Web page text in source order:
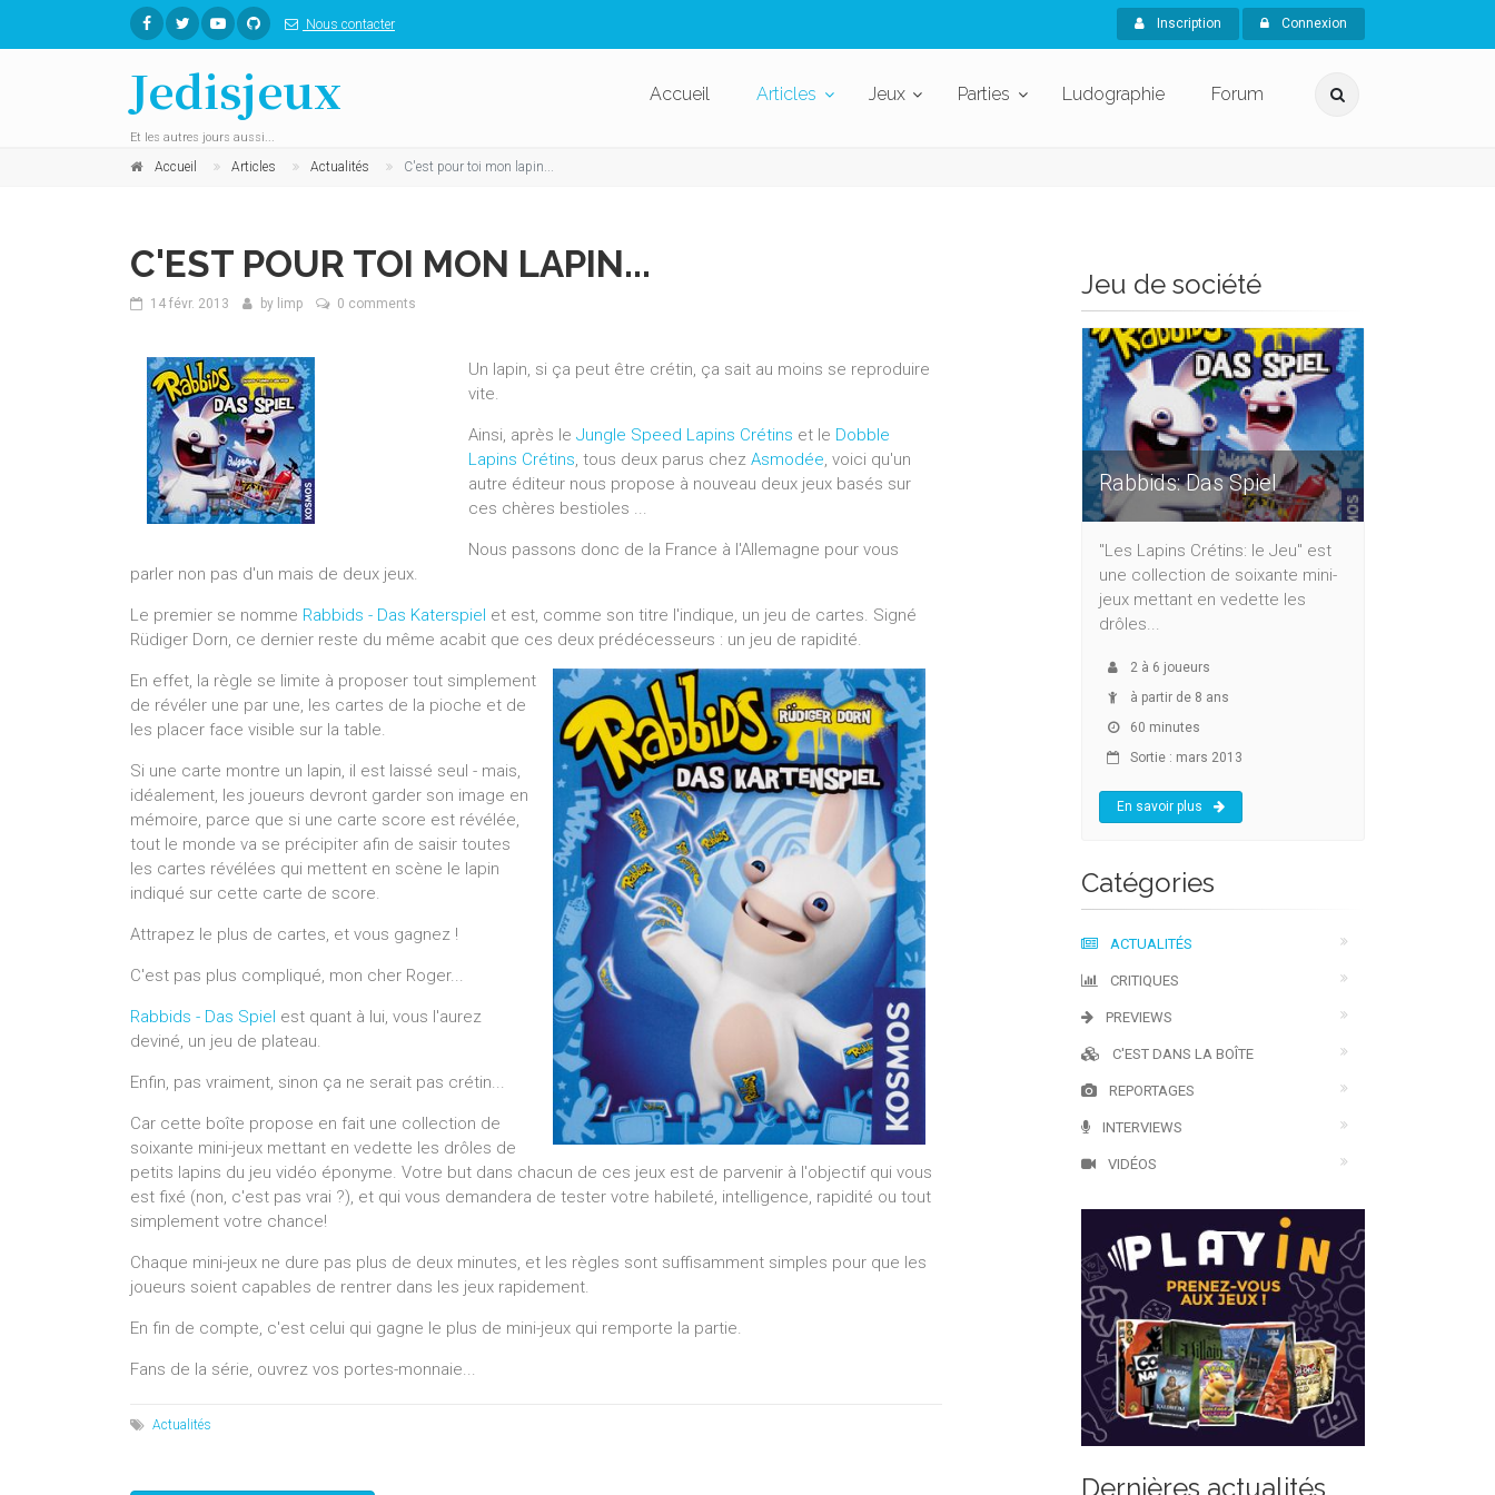
Nous contacter Inscription Connexion
Jedisjeux
Et les autres jours aussi...
Accueil Articles Jeux Parties Ludographie Forum
Accueil Articles Actualités C'est pour toi mon lapin...
C'EST POUR TOI MON LAPIN...
14 févr. 2013 by limp 0 comments
Un lapin, si ça peut être crétin, ça sait au moins se reproduire
vite.
Ainsi, après leJungle Speed Lapins Crétins et le Dobble
Lapins Crétins, tous deux parus chezAsmodée, voici qu'un
autre éditeur nous propose à nouveau deux jeux basés sur
ces chères bestioles ...
Nous passons donc de la France à l'Allemagne pour vous
parler non pas d'un mais de deux jeux.
Le premier se nomme Rabbids - Das Katerspiel et est, comme son titre l'indique, un jeu de cartes. Signé
Rüdiger Dorn, ce dernier reste du même acabit que ces deux prédécesseurs : un jeu de rapidité.
En effet, la règle se limite à proposer tout simplement
de révéler une par une, les cartes de la pioche et de
les placer face visible sur la table.
Si une carte montre un lapin, il est laissé seul - mais,
idéalement, les joueurs devront garder son image en
mémoire, parce que si une carte score est révélée,
tout le monde va se précipiter afin de saisir toutes
les cartes révélées qui mettent en scène le lapin
indiqué sur cette carte de score.
Attrapez le plus de cartes, et vous gagnez !
C'est pas plus compliqué, mon cher Roger...
Rabbids - Das Spiel est quant à lui, vous l'aurez
deviné, un jeu de plateau.
Enfin, pas vraiment, sinon ça ne serait pas crétin...
Car cette boîte propose en fait une collection de
soixante mini-jeux mettant en vedette les drôles de
petits lapins du jeu vidéo éponyme. Votre but dans chacun de ces jeux est de parvenir à l'objectif qui vous
est fixé (non, c'est pas vrai ?), et qui vous demandera de tester votre habileté, intelligence, rapidité ou tout
simplement votre chance!
Chaque mini-jeux ne dure pas plus de deux minutes, et les règles sont suffisamment simples pour que les
joueurs soient capables de rentrer dans les jeux rapidement.
En fin de compte, c'est celui qui gagne le plus de mini-jeux qui remporte la partie.
Fans de la série, ouvrez vos portes-monnaie...
Actualités
Jeu de société
Rabbids: Das Spiel
"Les Lapins Crétins: le Jeu" est
une collection de soixante mini-
jeux mettant en vedette les
drôles...
2 à 6 joueurs
à partir de 8 ans
60 minutes
Sortie : mars 2013
En savoir plus
Catégories
ACTUALITÉS
CRITIQUES
PREVIEWS
C'EST DANS LA BOÎTE
REPORTAGES
INTERVIEWS
VIDÉOS
Dernières actualités